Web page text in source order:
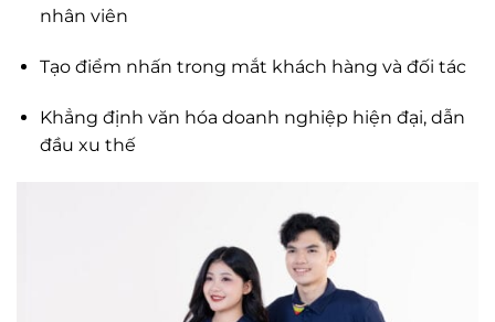
nhân viên
Tạo điểm nhấn trong mắt khách hàng và đối tác
Khẳng định văn hóa doanh nghiệp hiện đại, dẫn
đầu xu thế